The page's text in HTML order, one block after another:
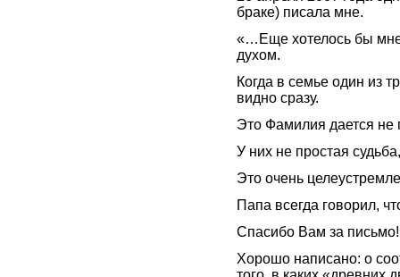
браке) писала мне.
«…Еще хотелось бы
духом.
Когда в семье один из
видно сразу.
Это Фамилия дается не
У них не простая
Это очень
Папа всегда говорил,
Спасибо Вам за
Хорошо написано: о